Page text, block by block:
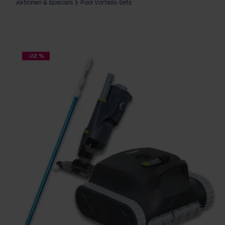
Aktionen & Specials Pool Vorteils-Sets
-22 %